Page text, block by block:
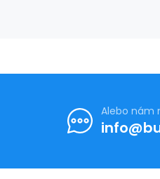
Alebo nám